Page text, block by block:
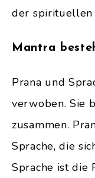
der spirituellen
Mantra
Prana und
verwoben. Sie
zusammen.
Sprache, die
Sprache ist die